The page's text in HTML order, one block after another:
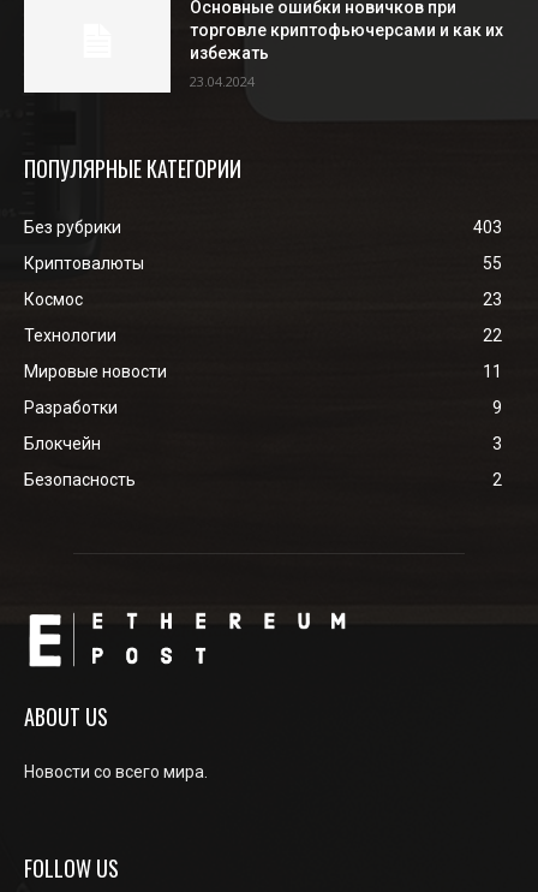
Основные ошибки новичков при
торговле криптофьючерсами и как их
избежать
23.04.2024
ПОПУЛЯРНЫЕ КАТЕГОРИИ
Без рубрики
403
Криптовалюты
55
Космос
23
Технологии
22
Мировые новости
11
Разработки
9
Блокчейн
3
Безопасность
2
ABOUT US
Новости со всего мира.
FOLLOW US